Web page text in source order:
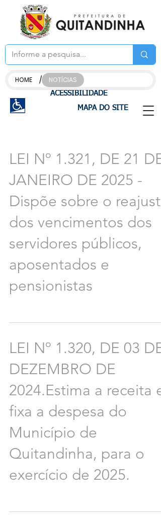
ACESSIBILIDADE
MAPA DO SITE
HOME / NOTÍCIAS
LEI Nº 1.321, DE 21 DE
JANEIRO DE 2025 -
Dispõe sobre o reajuste
dos vencimentos dos
servidores públicos,
aposentados e
pensionistas
LEI Nº 1.320, DE 03 DE
DEZEMBRO DE
2024.Estima a receita e
fixa a despesa do
Município de
Quitandinha, para o
exercício de 2025.